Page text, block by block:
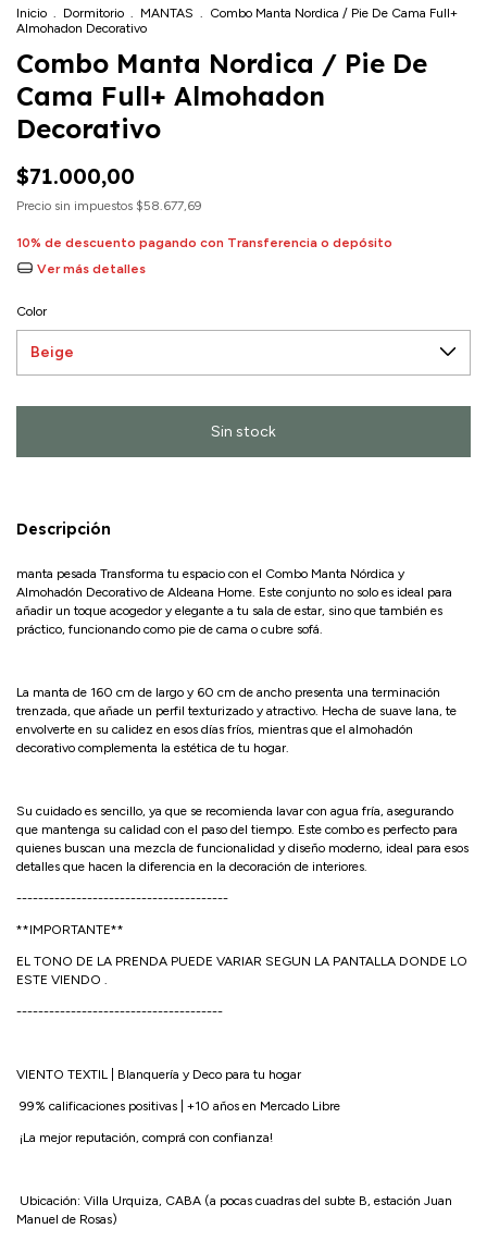
Inicio Dormitorio MANTAS
Combo Manta Nordica / Pie De Cama Full+
Almohadon Decorativo
Combo Manta Nordica / Pie De
Cama Full+ Almohadon
Decorativo
$71.000,00
Precio sin impuestos $58.677,69
10% de descuento pagando con Transferencia o depósito
Ver más detalles
Color
Descripción
manta pesada Transforma tu espacio con el Combo Manta Nórdica y
Almohadón Decorativo de Aldeana Home. Este conjunto no solo es ideal para
añadir un toque acogedor y elegante a tu sala de estar, sino que también es
práctico, funcionando como pie de cama o cubre sofá.
La manta de 160 cm de largo y 60 cm de ancho presenta una terminación
trenzada, que añade un perfil texturizado y atractivo. Hecha de suave lana, te
envolverte en su calidez en esos días fríos, mientras que el almohadón
decorativo complementa la estética de tu hogar.
Su cuidado es sencillo, ya que se recomienda lavar con agua fría, asegurando
que mantenga su calidad con el paso del tiempo. Este combo es perfecto para
quienes buscan una mezcla de funcionalidad y diseño moderno, ideal para esos
detalles que hacen la diferencia en la decoración de interiores.
---------------------------------------
**IMPORTANTE**
EL TONO DE LA PRENDA PUEDE VARIAR SEGUN LA PANTALLA DONDE LO
ESTE VIENDO .
--------------------------------------
VIENTO TEXTIL | Blanquería y Deco para tu hogar
99% calificaciones positivas | +10 años en Mercado Libre
¡La mejor reputación, comprá con confianza!
Ubicación: Villa Urquiza, CABA (a pocas cuadras del subte B, estación Juan
Manuel de Rosas)